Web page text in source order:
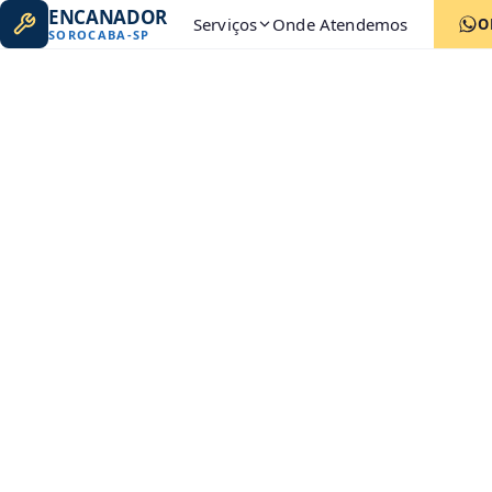
ENCANADOR
SOROCABA-SP Serviços Onde Atendemos